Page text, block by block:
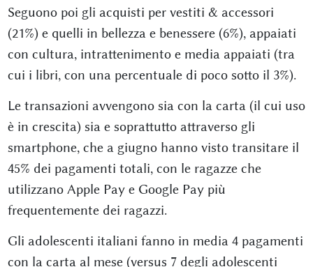
Seguono poi gli acquisti per vestiti & accessori
(21%) e quelli in bellezza e benessere (6%), appaiati
con cultura, intrattenimento e media appaiati (tra
cui i libri, con una percentuale di poco sotto il 3%).
Le transazioni avvengono sia con la carta (il cui uso
è in crescita) sia e soprattutto attraverso gli
smartphone, che a giugno hanno visto transitare il
45% dei pagamenti totali, con le ragazze che
utilizzano Apple Pay e Google Pay più
frequentemente dei ragazzi.
Gli adolescenti italiani fanno in media 4 pagamenti
con la carta al mese (versus 7 degli adolescenti